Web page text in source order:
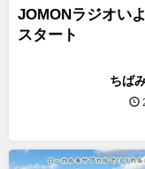
JOMONラジオい
スタート
ちば